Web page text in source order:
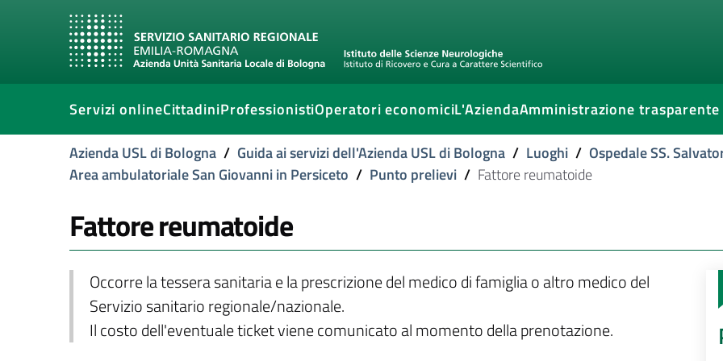
Servizi onlineCittadiniProfessionistiOperatori economiciL'AziendaAmministrazione trasparente
Azienda USL di Bologna / Guida ai servizi dell'Azienda USL di Bologna / Luoghi / Ospedale SS.
Area ambulatoriale San Giovanni in Persiceto / Punto prelievi / Fattore reumatoide
Fattore reumatoide
Occorre la tessera sanitaria e la prescrizione del medico di famiglia o altro medico del
Servizio sanitario regionale/nazionale.
Il costo dell'eventuale ticket viene comunicato al momento della prenotazione.